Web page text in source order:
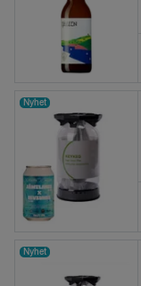
Nyhet
Nyhet